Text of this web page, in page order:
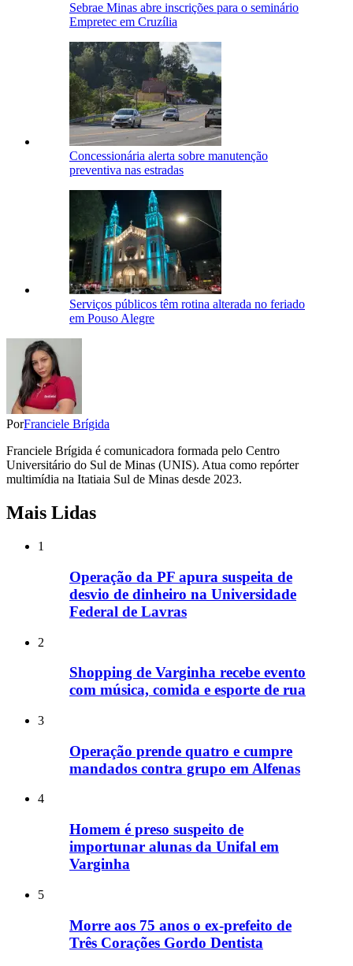
Sebrae Minas abre inscrições para o seminário
Empretec em Cruzília
Concessionária alerta sobre manutenção
preventiva nas estradas
Serviços públicos têm rotina alterada no feriado
em Pouso Alegre
PorFranciele Brígida
Franciele Brígida é comunicadora formada pelo Centro
Universitário do Sul de Minas (UNIS). Atua como repórter
multimídia na Itatiaia Sul de Minas desde 2023.
Mais Lidas
1
Operação da PF apura suspeita de
desvio de dinheiro na Universidade
Federal de Lavras
2
Shopping de Varginha recebe evento
com música, comida e esporte de rua
3
Operação prende quatro e cumpre
mandados contra grupo em Alfenas
4
Homem é preso suspeito de
importunar alunas da Unifal em
Varginha
5
Morre aos 75 anos o ex-prefeito de
Três Corações Gordo Dentista